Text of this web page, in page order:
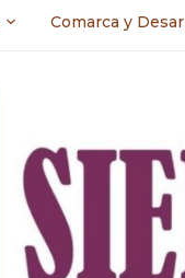
Comarca y